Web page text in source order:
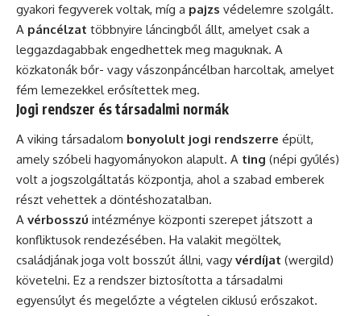
gyakori fegyverek voltak, míg a pajzs védelemre szolgált.
A páncélzat többnyire láncingből állt, amelyet csak a
leggazdagabbak engedhettek meg maguknak. A
közkatonák bőr- vagy vászonpáncélban harcoltak, amelyet
fém lemezekkel erősítettek meg.
Jogi rendszer és társadalmi normák
A viking társadalom bonyolult jogi rendszerre épült,
amely szóbeli hagyományokon alapult. A ting (népi gyűlés)
volt a jogszolgáltatás központja, ahol a szabad emberek
részt vehettek a döntéshozatalban.
A vérbosszú intézménye központi szerepet játszott a
konfliktusok rendezésében. Ha valakit megöltek,
családjának joga volt bosszút állni, vagy vérdíjat (wergild)
követelni. Ez a rendszer biztosította a társadalmi
egyensúlyt és megelőzte a végtelen ciklusú erőszakot.